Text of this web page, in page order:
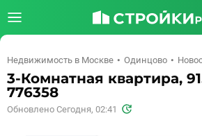
Недвижимость в Москве Одинцово
3-Комнатная квартира,
776358
Обновлено Сегодня, 02:41